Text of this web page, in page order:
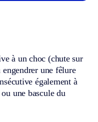
à un choc (chute sur
engendrer une fêlure
également à
une bascule du